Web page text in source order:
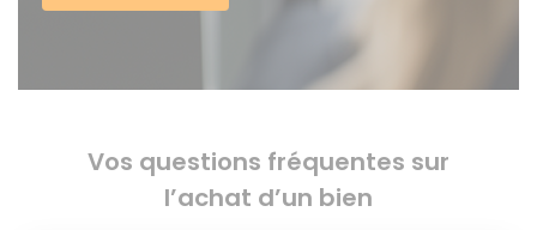
Vos questions fréquentes sur
l’achat d’un bien